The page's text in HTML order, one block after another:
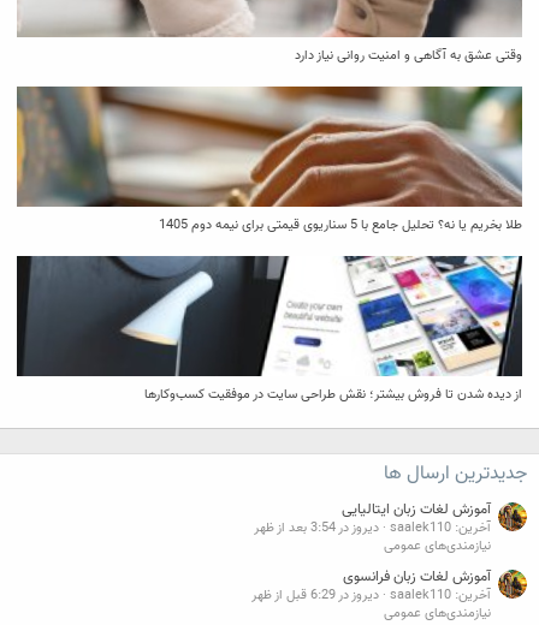
وقتی عشق به آگاهی و امنیت روانی نیاز دارد
طلا بخریم یا نه؟ تحلیل جامع با 5 سناریوی قیمتی برای نیمه دوم 1405
از دیده شدن تا فروش بیشتر؛ نقش طراحی سایت در موفقیت کسب‌وکارها
جدیدترین ارسال ها
آموزش لغات زبان ایتالیایی
آخرین: saalek110
دیروز در 3:54 بعد از ظهر
نیازمندی‌های عمومی
آموزش لغات زبان فرانسوی
آخرین: saalek110
دیروز در 6:29 قبل از ظهر
نیازمندی‌های عمومی